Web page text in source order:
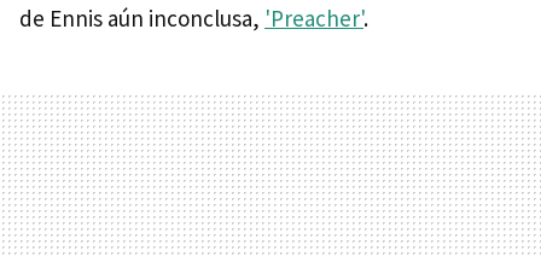
de Ennis aún inconclusa, 'Preacher'.